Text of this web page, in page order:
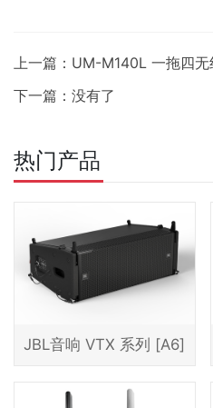
上一篇：UM-M140L 一拖四
下一篇：没有了
热门产品
JBL音响 VTX 系列 [A6]